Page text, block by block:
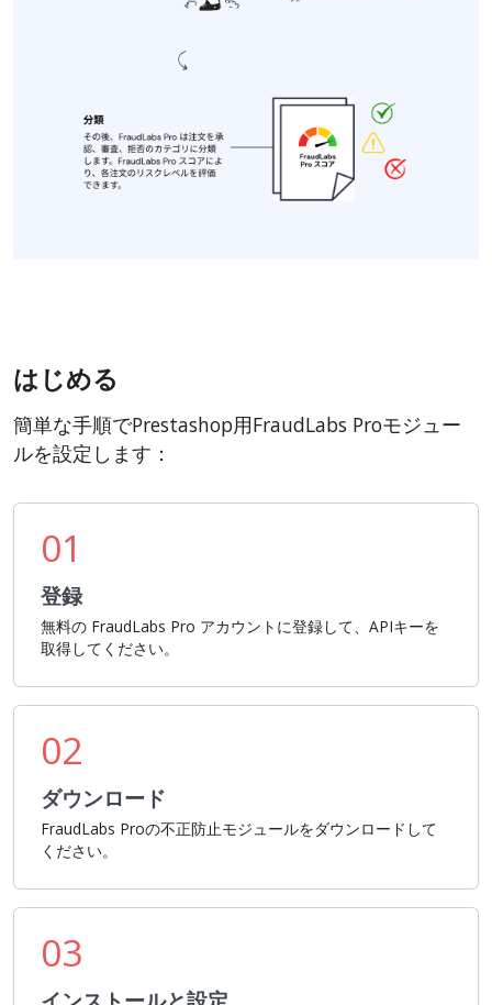
はじめる
簡単な手順でPrestashop用FraudLabs Proモジュー
ルを設定します：
01
登録
無料の FraudLabs Pro アカウントに登録して、APIキーを
取得してください。
02
ダウンロード
FraudLabs Proの不正防止モジュールをダウンロードして
ください。
03